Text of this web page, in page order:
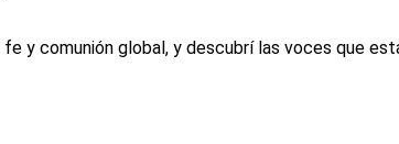
y comunión global, y descubrí las voces que